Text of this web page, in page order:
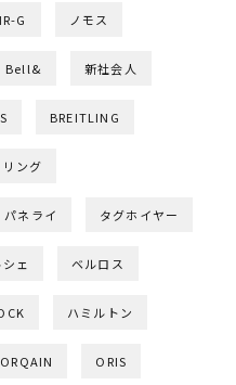
G ノモス
Bell& 新社会人
BREITLING
ング
パネライ タグホイヤー
ェ ベルロス
ハミルトン
ORIS